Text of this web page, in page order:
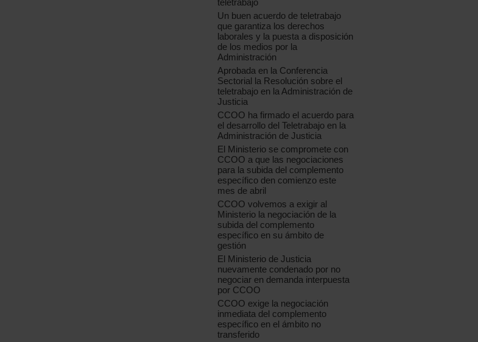
teletrabajo
Un buen acuerdo de teletrabajo
que garantiza los derechos
laborales y la puesta a disposición
de los medios por la
Administración
Aprobada en la Conferencia
Sectorial la Resolución sobre el
teletrabajo en la Administración de
Justicia
CCOO ha firmado el acuerdo para
el desarrollo del Teletrabajo en la
Administración de Justicia
El Ministerio se compromete con
CCOO a que las negociaciones
para la subida del complemento
específico den comienzo este
mes de abril
CCOO volvemos a exigir al
Ministerio la negociación de la
subida del complemento
específico en su ámbito de
gestión
El Ministerio de Justicia
nuevamente condenado por no
negociar en demanda interpuesta
por CCOO
CCOO exige la negociación
inmediata del complemento
específico en el ámbito no
transferido